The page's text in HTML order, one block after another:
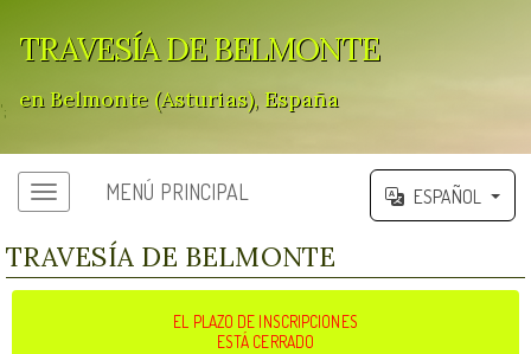
TRAVESÍA DE BELMONTE
en Belmonte (Asturias), España
';
MENÚ PRINCIPAL ESPAÑOL
TRAVESÍA DE BELMONTE
EL PLAZO DE INSCRIPCIONES
ESTÁ CERRADO